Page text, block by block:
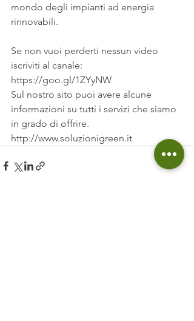
mondo degli impianti ad energia
rinnovabili.
Se non vuoi perderti nessun video
iscriviti al canale:
https://goo.gl/1ZYyNW
Sul nostro sito puoi avere alcune
informazioni su tutti i servizi che siamo
in grado di offrire.
http://www.soluzionigreen.it